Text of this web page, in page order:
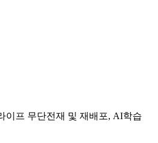
프 무단전재 및 재배포, AI학습